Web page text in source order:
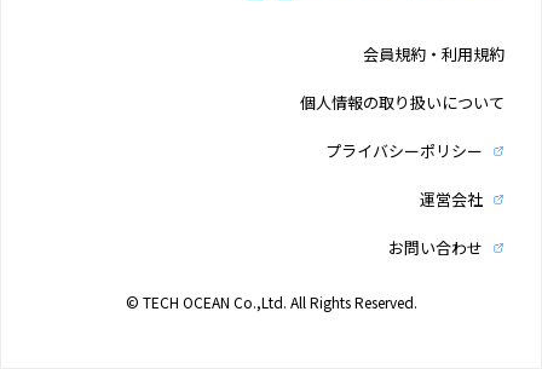
会員規約・利用規約
個人情報の取り扱いについて
プライバシーポリシー
運営会社
お問い合わせ
© TECH OCEAN Co.,Ltd. All Rights Reserved.